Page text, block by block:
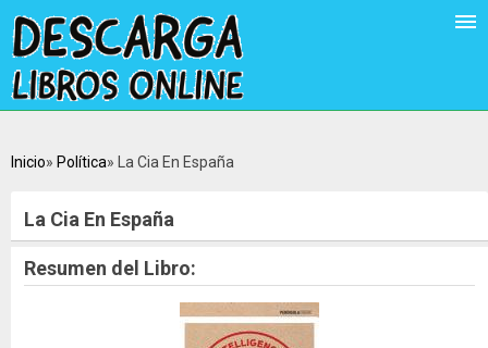
Inicio Política La Cia En España
La Cia En España
Resumen del Libro: